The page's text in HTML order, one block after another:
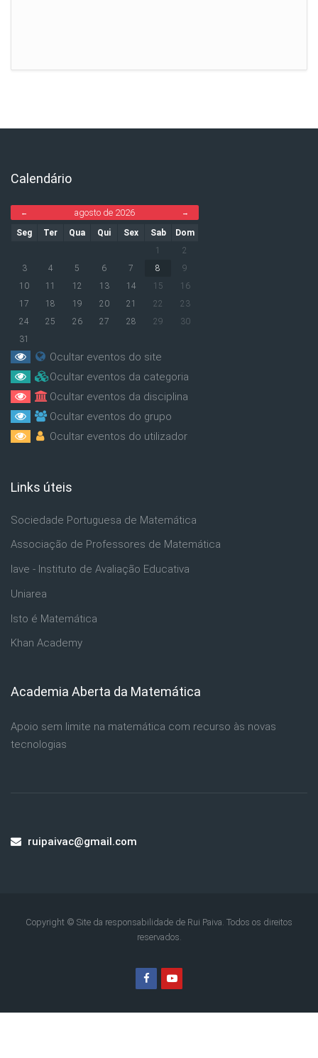
Ignorar Calendário
Calendário
← agosto de 2026 →
Seg Ter Qua Qui Sex Sab
Dom
1
2
3
4 5 6 7 8
9
10
11 12 13 14 15
16
17
18 19 20 21 22
23
24
25 26 27 28 29
30
31
Ocultar eventos do site
Ocultar eventos da categoria
Ocultar eventos da disciplina
Ocultar eventos do grupo
Ocultar eventos do utilizador
Ignorar Links úteis
Links úteis
Sociedade Portuguesa de Matemática
Associação de Professores de Matemática
Iave - Instituto de Avaliação Educativa
Uniarea
Isto é Matemática
Khan Academy
Ignorar Academia Aberta da Matemática
Academia Aberta da Matemática
Apoio sem limite na matemática com recurso às novas
tecnologias
ruipaivac@gmail.com
Copyright © Site da responsabilidade de Rui Paiva. Todos os direitos
reservados.